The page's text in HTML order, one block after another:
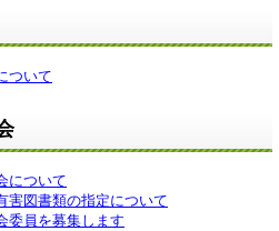
ついて
について
害図書類の指定について
委員を募集します